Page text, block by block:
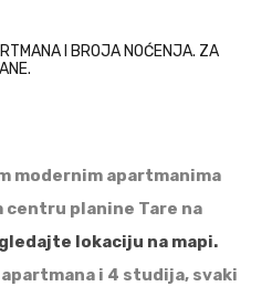
I BROJA NOĆENJA. ZA
modernim apartmanima
centru planine Tare na
lokaciju na mapi.
i 4 studija, svaki